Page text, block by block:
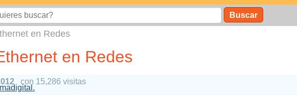
Buscar
en Redes
en Redes
con 15,286 visitas